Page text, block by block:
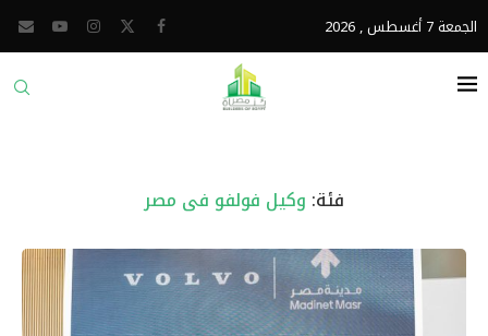
الجمعة 7 أغسطس , 2026
فئة: وكيل فولفو فى مصر